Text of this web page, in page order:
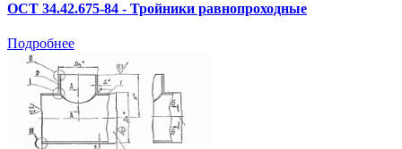
ОСТ 34.42.675-84 - Тройники равнопроходные
Подробнее